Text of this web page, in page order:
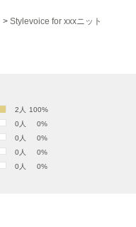
> Stylevoice for xxxニット
2人
100%
0人
0%
0人
0%
0人
0%
0人
0%